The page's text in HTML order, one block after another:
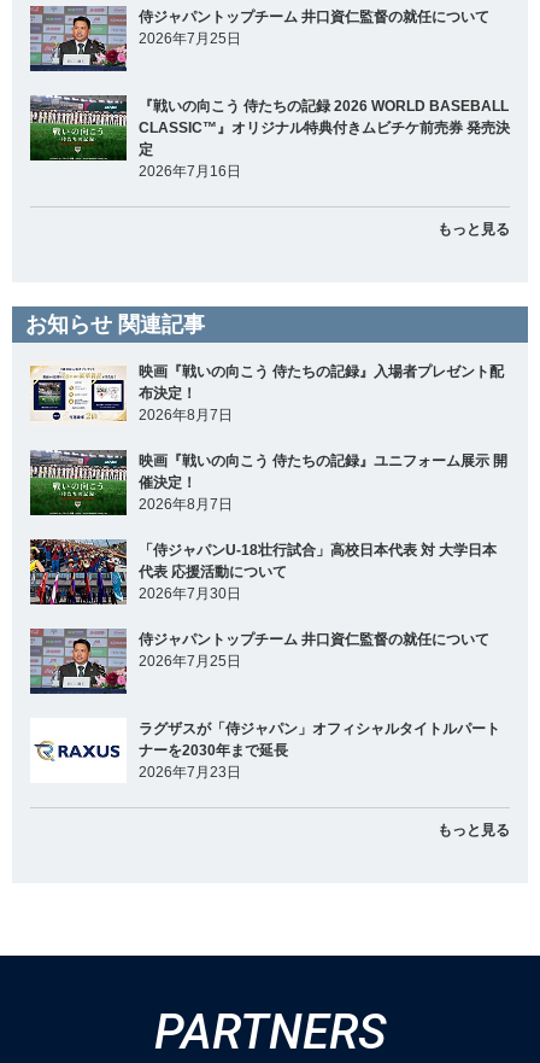
侍ジャパントップチーム 井口資仁監督の就任について
2026年7月25日
『戦いの向こう 侍たちの記録 2026 WORLD BASEBALL
CLASSIC™』オリジナル特典付きムビチケ前売券 発売決
定
2026年7月16日
もっと見る
お知らせ 関連記事
映画『戦いの向こう 侍たちの記録』入場者プレゼント配
布決定！
2026年8月7日
映画『戦いの向こう 侍たちの記録』ユニフォーム展示 開
催決定！
2026年8月7日
「侍ジャパンU-18壮行試合」高校日本代表 対 大学日本
代表 応援活動について
2026年7月30日
侍ジャパントップチーム 井口資仁監督の就任について
2026年7月25日
ラグザスが「侍ジャパン」オフィシャルタイトルパート
ナーを2030年まで延長
2026年7月23日
もっと見る
PARTNERS